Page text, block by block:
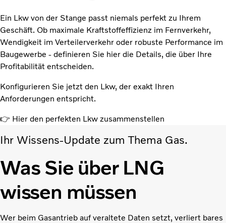
Ein Lkw von der Stange passt niemals perfekt zu Ihrem
Geschäft. Ob maximale Kraftstoffeffizienz im Fernverkehr,
Wendigkeit im Verteilerverkehr oder robuste Performance im
Baugewerbe - definieren Sie hier die Details, die über Ihre
Profitabilität entscheiden.
Konfigurieren Sie jetzt den Lkw, der exakt Ihren
Anforderungen entspricht.
👉 Hier den perfekten Lkw zusammenstellen
Ihr Wissens-Update zum Thema Gas.
Was Sie über LNG
wissen müssen
Wer beim Gasantrieb auf veraltete Daten setzt, verliert bares